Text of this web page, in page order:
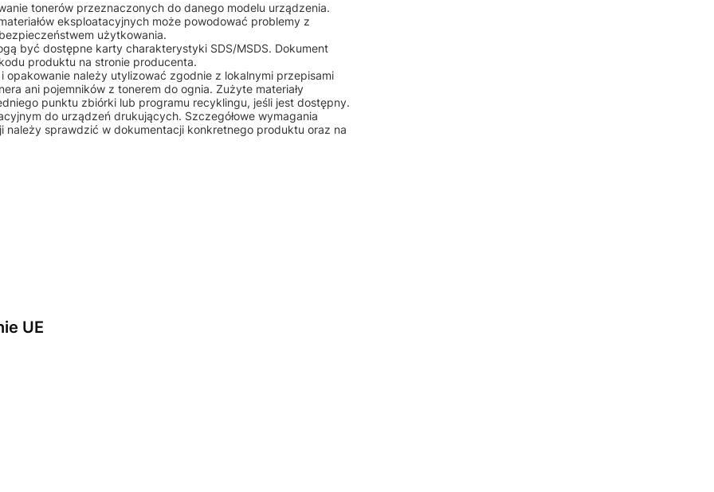
tonerów przeznaczonych do danego modelu urządzenia.
eksploatacyjnych może powodować problemy z
użytkowania.
być dostępne karty charakterystyki SDS/MSDS. Dokument
produktu na stronie producenta.
należy utylizować zgodnie z lokalnymi przepisami
ani pojemników z tonerem do ognia. Zużyte materiały
punktu zbiórki lub programu recyklingu, jeśli jest dostępny.
do urządzeń drukujących. Szczegółowe wymagania
sprawdzić w dokumentacji konkretnego produktu oraz na
UE